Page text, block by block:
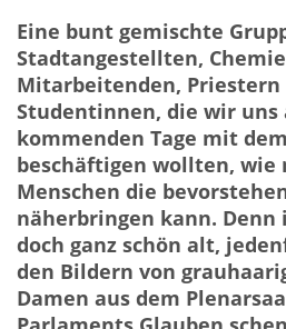
Eine bunt gemischte
Stadtangestellten,
Mitarbeitenden, Priestern
Studentinnen, die wir uns
kommenden Tage mit
beschäftigen wollten, wie
Menschen die
näherbringen kann. Denn
doch ganz schön alt,
den Bildern von
Damen aus dem